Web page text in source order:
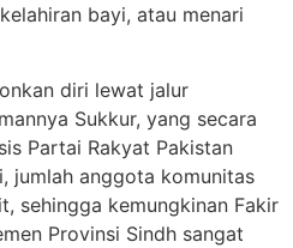
bayi, atau menari
diri lewat jalur
Sukkur, yang secara
Partai Rakyat Pakistan
jumlah anggota komunitas
sehingga kemungkinan Fakir
Provinsi Sindh sangat